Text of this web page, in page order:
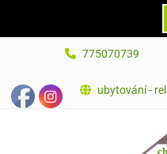
content
775070739
ubytování -